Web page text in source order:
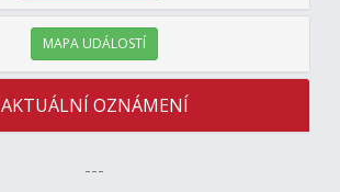
MAPA UDÁLOSTÍ
AKTUÁLNÍ OZNÁMENÍ
---